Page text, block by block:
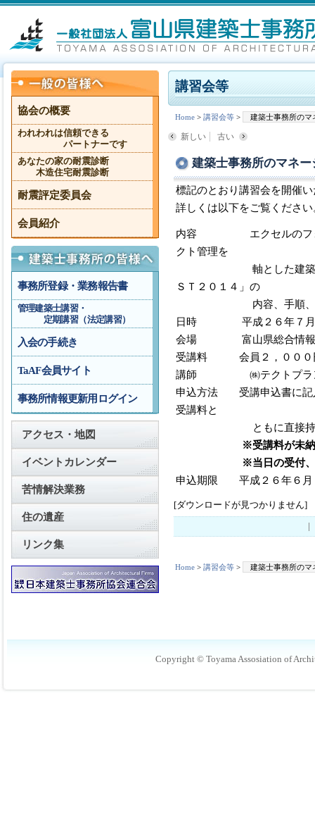
講習会等
Home > 講習会等 > 建築士事務所のマ
新しい 古い
建築士事務所のマネ
標記のとおり講習会を開催
詳しくは以下をご覧ください
内容 エクセルのフォー
クト管理を
軸とした建築士事務所
ＳＴ２０１４」の
内容、手順、操作方
日時 平成２６年７月３
会場 富山県総合情報
受講料 会員２，０００
講師 ㈱テクトプラン
申込方法 受講申込書に記
受講料と
ともに直接持
※受講料が未
※当日の受付、受講
申込期限 平成２６年６月
[ダウンロードが見つかりません]
Home > 講習会等 > 建築士事務所のマ
協会の概要
われわれは信頼できる
パートナーです
あなたの家の耐震診断
木造住宅耐震診断
耐震評定委員会
会員紹介
事務所登録・業務報告書
管理建築士講習・
定期講習（法定講習）
入会の手続き
TaAF会員サイト
事務所情報更新用ログイン
アクセス・地図
イベントカレンダー
苦情解決業務
住の遺産
リンク集
Copyright © Toyama Assosiation of